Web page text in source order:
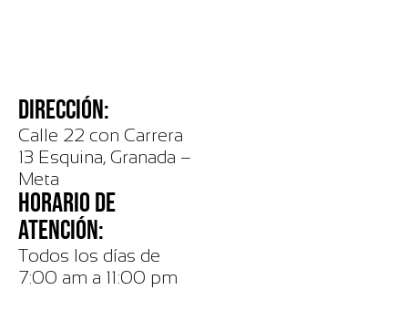
DIRECCIÓN:
Calle 22 con Carrera
13 Esquina, Granada –
Meta
HORARIO DE
ATENCIÓN:
Todos los días de
7:00 am a 11:00 pm